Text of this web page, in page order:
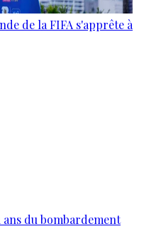
de la FIFA s'apprête à
ans du bombardement